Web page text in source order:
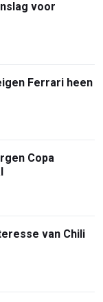
voor
Ferrari heen
Copa
van Chili